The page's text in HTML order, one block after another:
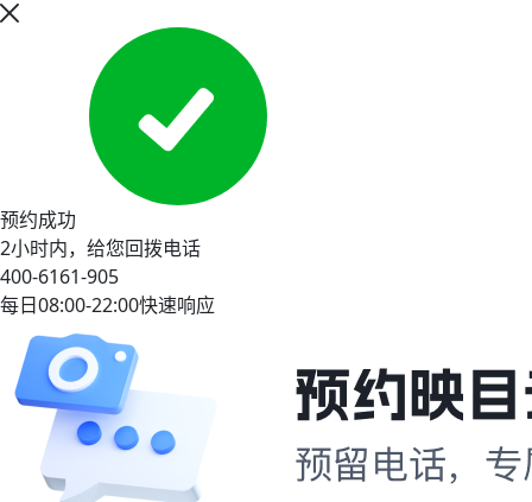
(https://s.tuwenzhibo.com//gw/image/png/20260210/033923/
✅年会前：年会方案策划、活动微
站、在线报名、线上线下签到、多票
种管理、排座系统（系统排座、观众
自主选座）、邀约推广； ✅年会
中：现场核验、在线互动（红包雨、
投票评选、有奖答题）、大屏抽奖
（在线抽奖、转盘抽奖、名单抽
奖）、趣味小游戏（拔河比赛、接金
币、疯狂数钱、打地鼠、套圈圈
等）、异地连线、虚拟舞台、数字人
主播、多机位视频/照片直播、AI/人
工修图、媒体分发； ✅年会后：视
频回放、AI剪辑、影像资料、数据分
析、传播报告。
预约成功
2小时内，给您回拨电话
400-6161-905
每日08:00-22:00快速响应